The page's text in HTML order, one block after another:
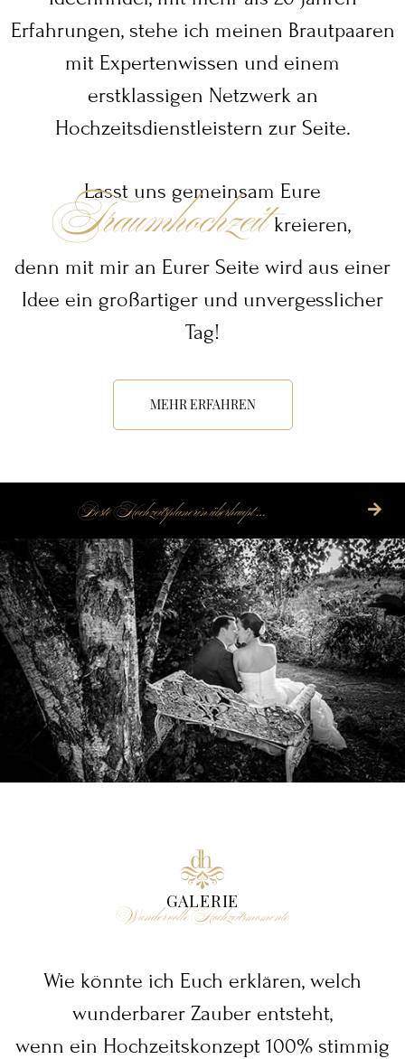
Erfahrungen, stehe ich meinen Brautpaaren
mit Expertenwissen und einem
erstklassigen Netzwerk an
Hochzeitsdienstleistern zur Seite.
Lasst uns gemeinsam Eure
Traumhochzeitkreieren,
denn mit mir an Eurer Seite wird aus einer
Idee ein großartiger und unvergesslicher
Tag!
MEHR ERFAHREN
Beste Hochzeitsplanerin überhaupt …
GALERIE
Wundervolle Hochzeitsmomente
Wie könnte ich Euch erklären, welch
wunderbarer Zauber entsteht,
wenn ein Hochzeitskonzept 100% stimmig